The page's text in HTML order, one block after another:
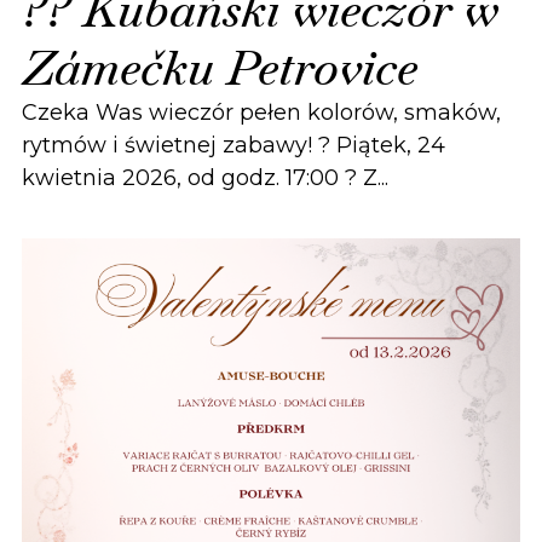
Zámečku Petrovice
Czeka Was wieczór pełen kolorów, smaków,
rytmów i świetnej zabawy! ? Piątek, 24
kwietnia 2026, od godz. 17:00 ? Z...